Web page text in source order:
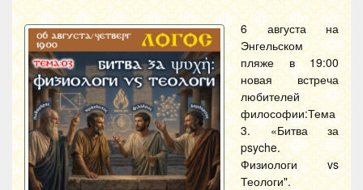
6 августа на
Энгельском
пляже в 19:00
новая встреча
любителей
философии:Тема
3. «Битва за
psyche.
Физиологи vs
Теологи".